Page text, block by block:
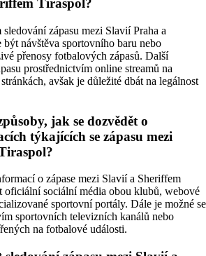
Tiraspol?
zápasu mezi Slavií Praha a
návštěva sportovního baru nebo
přenosy fotbalových zápasů. Další
prostřednictvím online streamů na
avšak je důležité dbát na legálnost
jak se dozvědět o
týkajících se zápasu mezi
o zápase mezi Slavií a Sheriffem
oficiální sociální média obou klubů, webové
sportovní portály. Dále je možné se
sportovních televizních kanálů nebo
na fotbalové události.